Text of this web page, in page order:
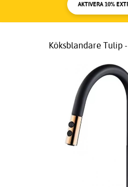
AKTIVERA 10%
Köksblandare Tulip